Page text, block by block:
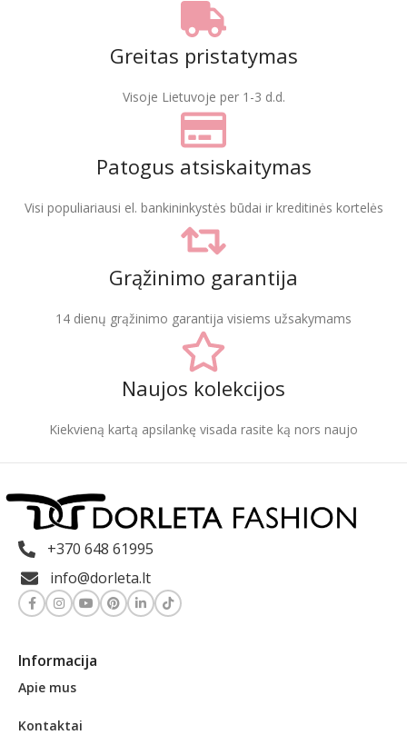
Greitas pristatymas
Visoje Lietuvoje per 1-3 d.d.
Patogus atsiskaitymas
Visi populiariausi el. bankininkystės būdai ir kreditinės kortelės
Grąžinimo garantija
14 dienų grąžinimo garantija visiems užsakymams
Naujos kolekcijos
Kiekvieną kartą apsilankę visada rasite ką nors naujo
+370 648 61995
info@dorleta.lt
Informacija
Apie mus
Kontaktai